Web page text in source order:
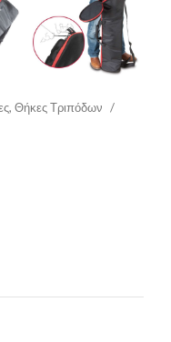
Θήκες Τριπόδων